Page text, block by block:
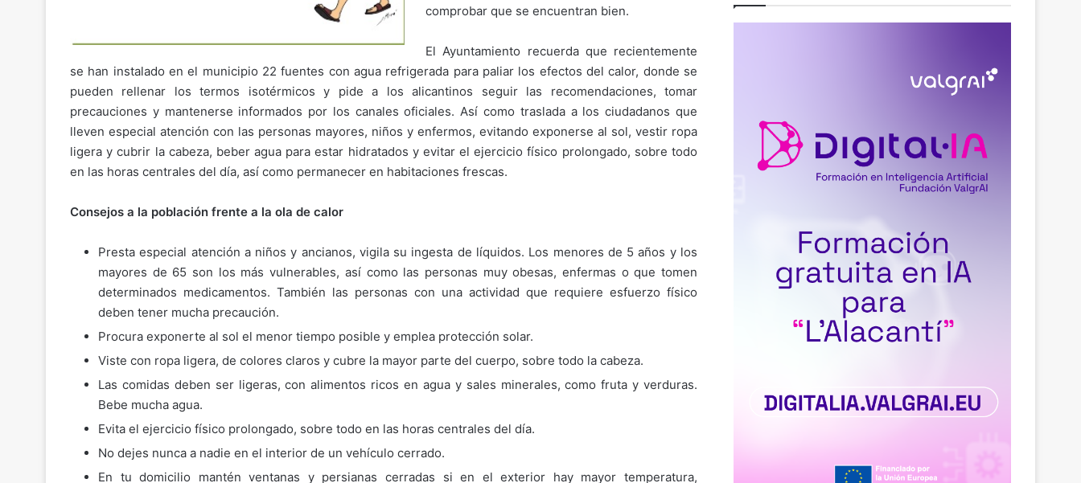
comprobar que se encuentran bien.
El Ayuntamiento recuerda que recientemente
se han instalado en el municipio 22 fuentes con agua refrigerada para paliar los efectos del calor, donde se
pueden rellenar los termos isotérmicos y pide a los alicantinos seguir las recomendaciones, tomar
precauciones y mantenerse informados por los canales oficiales. Así como traslada a los ciudadanos que
lleven especial atención con las personas mayores, niños y enfermos, evitando exponerse al sol, vestir ropa
ligera y cubrir la cabeza, beber agua para estar hidratados y evitar el ejercicio físico prolongado, sobre todo
en las horas centrales del día, así como permanecer en habitaciones frescas.
Consejos a la población frente a la ola de calor
Presta especial atención a niños y ancianos, vigila su ingesta de líquidos. Los menores de 5 años y los
mayores de 65 son los más vulnerables, así como las personas muy obesas, enfermas o que tomen
determinados medicamentos. También las personas con una actividad que requiere esfuerzo físico
deben tener mucha precaución.
Procura exponerte al sol el menor tiempo posible y emplea protección solar.
Viste con ropa ligera, de colores claros y cubre la mayor parte del cuerpo, sobre todo la cabeza.
Las comidas deben ser ligeras, con alimentos ricos en agua y sales minerales, como fruta y verduras.
Bebe mucha agua.
Evita el ejercicio físico prolongado, sobre todo en las horas centrales del día.
No dejes nunca a nadie en el interior de un vehículo cerrado.
En tu domicilio mantén ventanas y persianas cerradas si en el exterior hay mayor temperatura,